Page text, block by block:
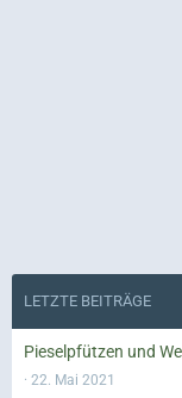
LETZTE BEITRÄGE
Pieselpfützen und
22. Mai 2021